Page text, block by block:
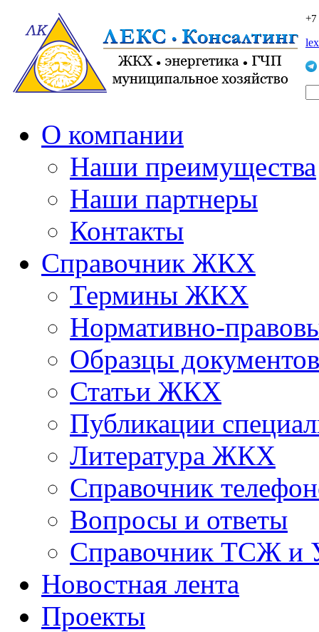
О компании
Наши преимущества
Наши партнеры
Контакты
Справочник ЖКХ
Термины ЖКХ
Нормативно-
Образцы документов
Статьи ЖКХ
Публикации
Литература ЖКХ
Справочник
Вопросы и ответы
Справочник ТСЖ и
Новостная лента
Проекты